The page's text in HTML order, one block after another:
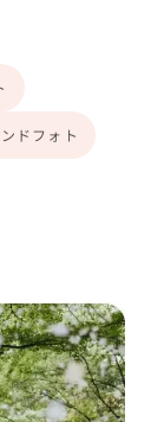
ドフォト